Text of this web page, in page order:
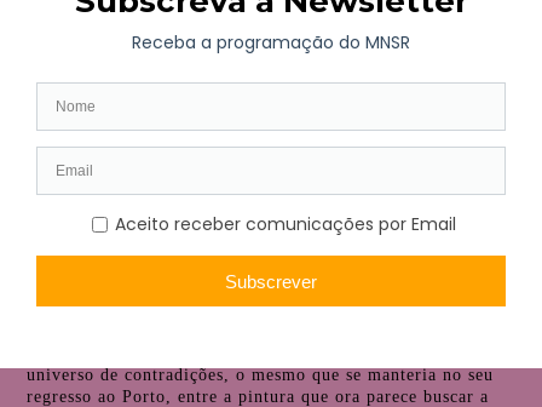
Exclusiva para os membros do CDJF – Amigos do Museu
Visita orientada
por Paula Santos Triães
amigosdomnsr@gmail.com
no encontro dos séculos
24 fev, 10h30, sábado
Em 1901 Artur Loureiro regressa ao Porto, depois de mais
de 20 anos de permanência no estrangeiro, 16 dos quais
introdução do movimento simbolista no contexto artístico
australiano, Loureiro não abandonaria nunca o naturalismo
universo de contradições, o mesmo que se manteria no seu
regresso ao Porto, entre a pintura que ora parece buscar a